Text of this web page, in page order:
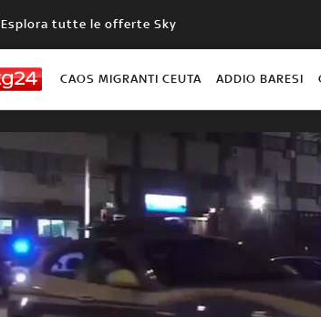
Esplora tutte le offerte Sky
CAOS MIGRANTI CEUTA ADDIO BARESI